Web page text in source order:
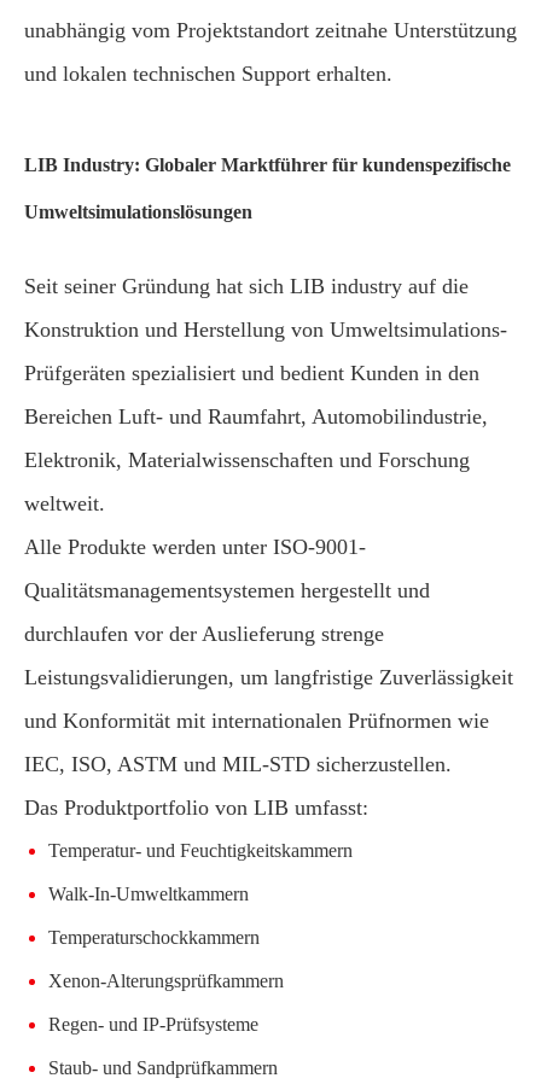
unabhängig vom Projektstandort zeitnahe Unterstützung
und lokalen technischen Support erhalten.
LIB Industry: Globaler Marktführer für kundenspezifische
Umweltsimulationslösungen
Seit seiner Gründung hat sich LIB industry auf die
Konstruktion und Herstellung von Umweltsimulations-
Prüfgeräten spezialisiert und bedient Kunden in den
Bereichen Luft- und Raumfahrt, Automobilindustrie,
Elektronik, Materialwissenschaften und Forschung
weltweit.
Alle Produkte werden unter ISO-9001-
Qualitätsmanagementsystemen hergestellt und
durchlaufen vor der Auslieferung strenge
Leistungsvalidierungen, um langfristige Zuverlässigkeit
und Konformität mit internationalen Prüfnormen wie
IEC, ISO, ASTM und MIL-STD sicherzustellen.
Das Produktportfolio von LIB umfasst:
Temperatur- und Feuchtigkeitskammern
Walk-In-Umweltkammern
Temperaturschockkammern
Xenon-Alterungsprüfkammern
Regen- und IP-Prüfsysteme
Staub- und Sandprüfkammern